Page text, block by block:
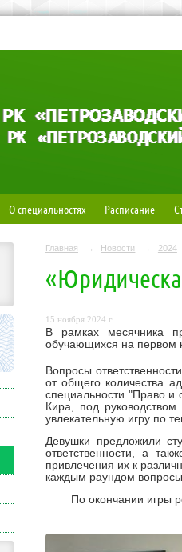
О специальностях Расписание
Главная → Новости → 2024
15 ноября 2024 г.
В рамках месячника
обучающихся на первом
Вопросы
от общего количества
специальности "Право и
Кира, под
увлекательную игру по
Девушки предложили
ответственности, а
привлечения их к
каждым раундом
По окончании игры